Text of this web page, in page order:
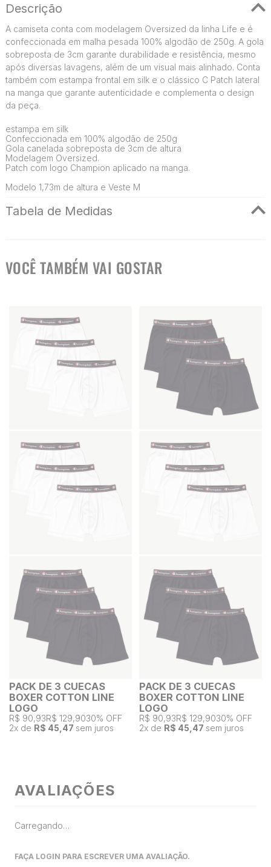
Descrição
A camiseta conta com modelagem Oversized da linha Life e é
confeccionada em malha pesada 100% algodão de 250g. A gola
sobreposta de 3cm garante durabilidade e resistência, mesmo
após diversas lavagens, além de um visual mais alinhado. Conta
também com estampa frontal em silk e o clássico C Patch lateral
na manga que garante autenticidade e complementa o design
da peça.
estampa em silk
Confeccionada em 100% algodão de 250g
Gola canelada sobreposta de 3cm de altura
Modelagem Oversized.
Patch com logo Champion aplicado na manga.
Modelo 1,73m de altura e Veste M
Tabela de Medidas
VOCÊ TAMBÉM VAI GOSTAR
PACK DE 3 CUECAS
BOXER COTTON LINE
LOGO
R$ 90,93R$ 129,9030% OFF
2x de R$ 45,47 sem juros
PACK DE 3 CUECAS
BOXER COTTON LINE
LOGO
R$ 90,93R$ 129,9030% OFF
2x de R$ 45,47 sem juros
AVALIAÇÕES
Carregando…
FAÇA LOGIN PARA ESCREVER UMA AVALIAÇÃO.